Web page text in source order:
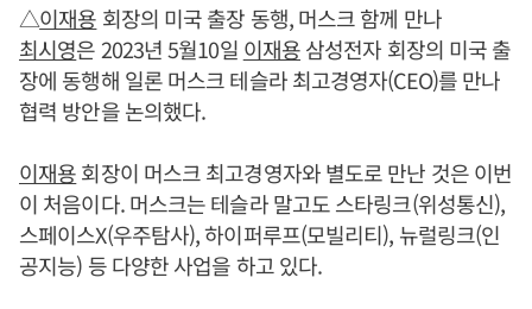
△이재용 회장의 미국 출장 동행, 머스크 함께 만나
최시영은 2023년 5월10일 이재용삼성전자 회장의 미국 출
장에 동행해 일론 머스크 테슬라 최고경영자(CEO)를 만나
협력 방안을 논의했다.
이재용회장이 머스크 최고경영자와 별도로 만난 것은 이번
이 처음이다. 머스크는 테슬라 말고도 스타링크(위성통신),
스페이스X(우주탐사), 하이퍼루프(모빌리티), 뉴럴링크(인
공지능) 등 다양한 사업을 하고 있다.